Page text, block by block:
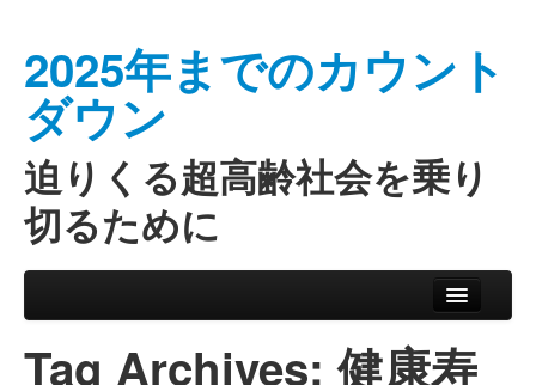
2025年までのカウント
ダウン
迫りくる超高齢社会を乗り
切るために
Main menu
Tag Archives:健康寿